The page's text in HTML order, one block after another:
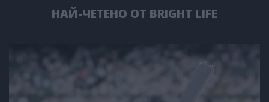
НАЙ-ЧЕТЕНО ОТ BRIGHT LIFE